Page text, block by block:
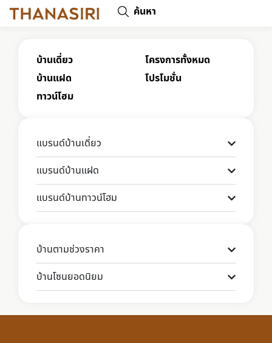
ค้นหา
บ้านเดี่ยว
บ้านแฝด
ทาวน์โฮม
โครงการทั้งหมด
โปรโมชั่น
แบรนด์บ้านเดี่ยว
แบรนด์บ้านแฝด
แบรนด์บ้านทาวน์โฮม
บ้านตามช่วงราคา
บ้านโซนยอดนิยม